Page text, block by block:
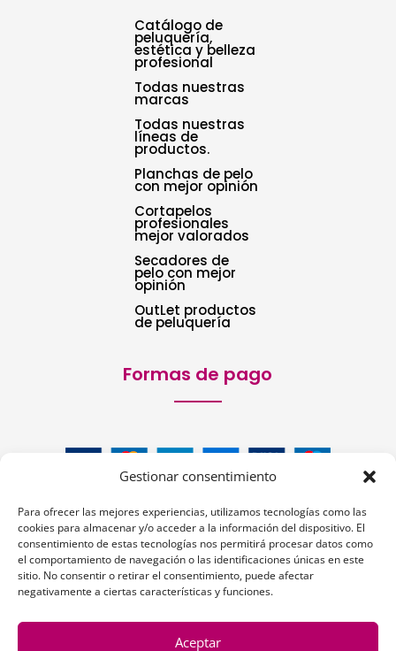
Gestionar consentimiento
Para ofrecer las mejores experiencias, utilizamos tecnologías como las
cookies para almacenar y/o acceder a la información del dispositivo. El
consentimiento de estas tecnologías nos permitirá procesar datos como
el comportamiento de navegación o las identificaciones únicas en este
sitio. No consentir o retirar el consentimiento, puede afectar
negativamente a ciertas características y funciones.
Aceptar
Catálogo de
peluquería,
estética y belleza
profesional
Todas nuestras
marcas
Todas nuestras
líneas de
productos.
Planchas de pelo
con mejor opinión
Cortapelos
profesionales
mejor valorados
Secadores de
pelo con mejor
opinión
OutLet productos
de peluquería
Formas de pago
Siguenos: